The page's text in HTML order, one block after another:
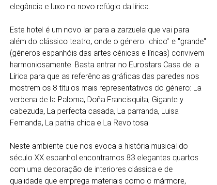
elegância e luxo no novo refúgio da lírica.
Este hotel é um novo lar para a zarzuela que vai para
além do clássico teatro, onde o género "chico" e "grande"
(géneros espanhóis das artes cénicas e líricas) convivem
harmoniosamente. Basta entrar no Eurostars Casa de la
Lírica para que as referências gráficas das paredes nos
mostrem os 8 títulos mais representativos do género: La
verbena de la Paloma, Doña Francisquita, Gigante y
cabezuda, La perfecta casada, La parranda, Luisa
Fernanda, La patria chica e La Revoltosa.
Neste ambiente que nos evoca a história musical do
século XX espanhol encontramos 83 elegantes quartos
com uma decoração de interiores clássica e de
qualidade que emprega materiais como o mármore,